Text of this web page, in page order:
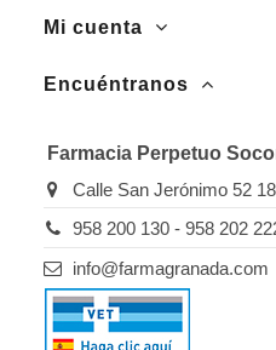
Mi cuenta
Encuéntranos
Farmacia Perpetuo
Calle San Jerónimo 52
958 200 130 - 958 202
info@farmagranada.com